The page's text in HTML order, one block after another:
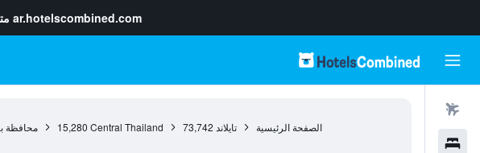
ar.hotelscombined.com
الصفحة الرئيسية تايلاند 73,742
Central Thailand
15,280 محافظة